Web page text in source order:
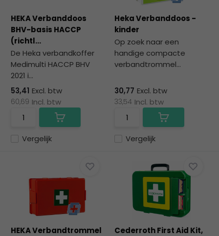
HEKA Verbanddoos
BHV-basis HACCP
(richtl...
De Heka verbandkoffer
Medimulti HACCP BHV
2021 i...
Vergelijk
53,41 Excl. btw
60,69 Incl. btw
Heka Verbanddoos -
kinder
Op zoek naar een
handige compacte
verbandtrommel...
Vergelijk
30,77 Excl. btw
33,54 Incl. btw
HEKA Verbandtrommel
Cederroth First Aid Kit,